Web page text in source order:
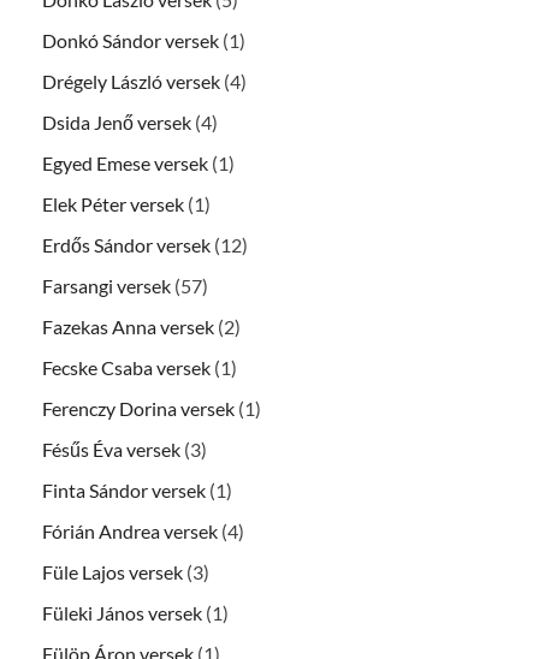
Donkó Sándor versek (1)
Drégely László versek (4)
Dsida Jenő versek (4)
Egyed Emese versek (1)
Elek Péter versek (1)
Erdős Sándor versek (12)
Farsangi versek (57)
Fazekas Anna versek (2)
Fecske Csaba versek (1)
Ferenczy Dorina versek (1)
Fésűs Éva versek (3)
Finta Sándor versek (1)
Fórián Andrea versek (4)
Füle Lajos versek (3)
Füleki János versek (1)
Fülöp Áron versek (1)